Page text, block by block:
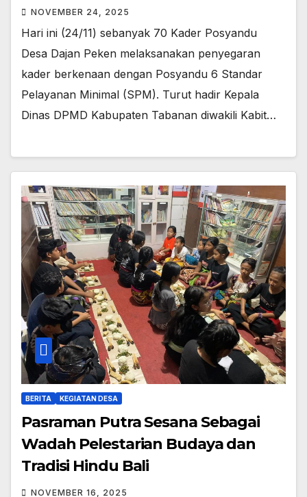
NOVEMBER 24, 2025
Hari ini (24/11) sebanyak 70 Kader Posyandu
Desa Dajan Peken melaksanakan penyegaran
kader berkenaan dengan Posyandu 6 Standar
Pelayanan Minimal (SPM). Turut hadir Kepala
Dinas DPMD Kabupaten Tabanan diwakili Kabit…
BERITA KEGIATAN DESA
Pasraman Putra Sesana Sebagai
Wadah Pelestarian Budaya dan
Tradisi Hindu Bali
NOVEMBER 16, 2025